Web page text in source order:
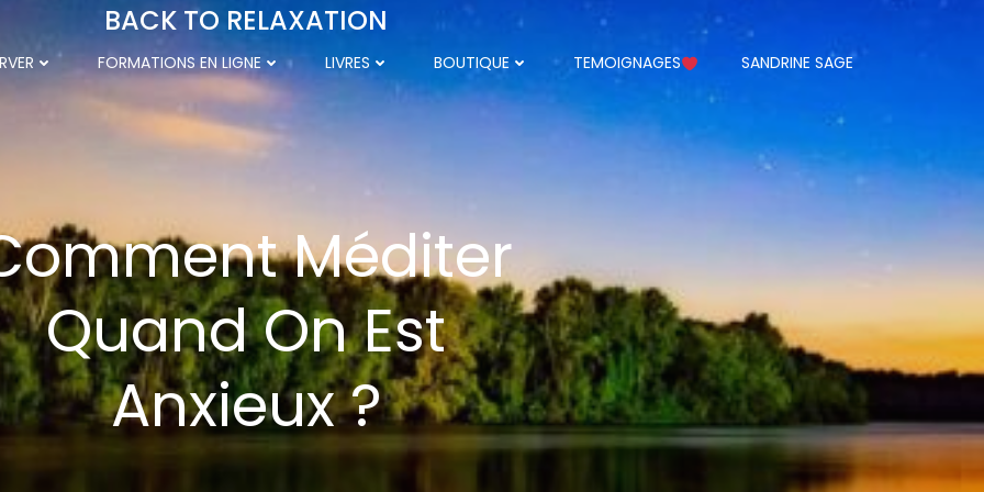
BACK TO RELAXATION
FORMATIONS EN LIGNE LIVRES BOUTIQUE TEMOIGNAGES SANDRINE SAGE
Méditer
Quand On Est
Anxieux ?